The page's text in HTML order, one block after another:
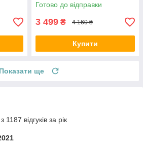
Готово до відправки
3 499 ₴ 4 160 ₴
Купити
Показати ще
відгуків за рік